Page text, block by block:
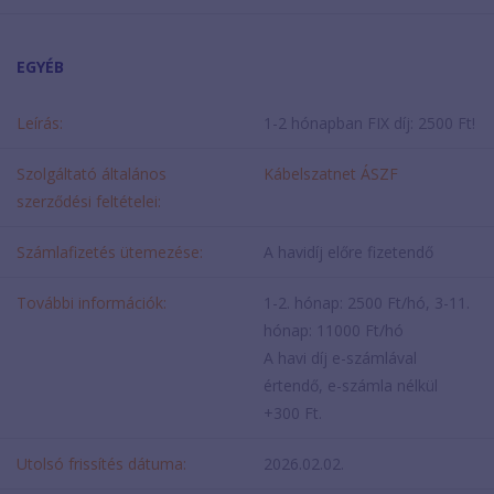
EGYÉB
Leírás: 1-2 hónapban FIX díj: 2500 Ft!
Szolgáltató általános
szerződési feltételei:
Kábelszatnet ÁSZF
Számlafizetés ütemezése: A havidíj előre fizetendő
További információk:
1-2. hónap: 2500 Ft/hó, 3-11.
hónap: 11000 Ft/hó
A havi díj e-számlával
értendő, e-számla nélkül
+300 Ft.
Utolsó frissítés dátuma: 2026.02.02.